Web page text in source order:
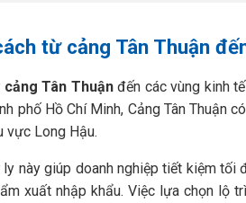
từ cảng Tân Thuận
cảng Tân Thuậnđến các vùng kinh
phố Hồ Chí Minh, Cảng Tân Thuận
vực Long Hậu.
này giúp doanh nghiệp tiết kiệm
xuất nhập khẩu. Việc lựa chọn lộ